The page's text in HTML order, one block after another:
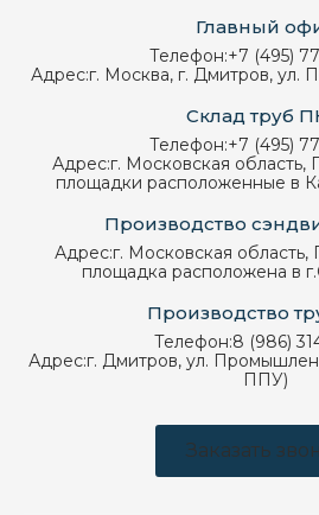
Главный
Телефон:+7 (495)
Адрес:г. Москва, г. Дмитров, ул.
Склад труб
Телефон:+7 (495)
Адрес:г. Московская
площадки расположенные в
Производство
Адрес:г. Московская
площадка расположена в
Производство
Телефон:8 (986)
Адрес:г. Дмитров, ул.
ППУ)
Заказать